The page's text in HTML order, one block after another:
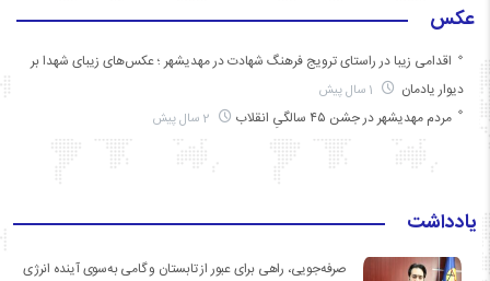
عکس
اقدامی زیبا در راستای ترویج فرهنگ شهادت در مهدیشهر ؛ عکس‌های زیبای شهدا بر
دیوار یادمان
مردم مهدیشهر در جشن ۴۵ سالگیِ انقلاب
یادداشت
صرفه‌جویی، راهی برای عبور از تابستان و گامی به‌سوی آینده انرژی